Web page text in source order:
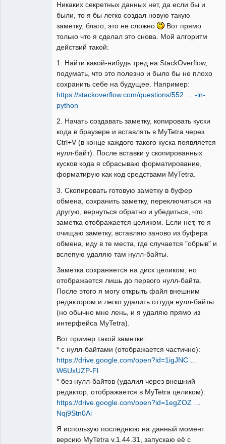
Никаких секретных данных нет, да если бы и
были, то я бы легко создал новую такую
заметку, благо, это не сложно
Вот прямо
только что я сделал это снова. Мой алгоритм
действий такой:
1. Найти какой-нибудь тред на StackOverflow,
подумать, что это полезно и было бы не плохо
сохранить себе на будущее. Например:
https://stackoverflow.com/questions/552 … -in-
python
2. Начать создавать заметку, копировать куски
кода в браузере и вставлять в MyTetra через
Ctrl+V (в конце каждого такого куска появляется
нулл-байт). После вставки у скопированных
кусков кода я сбрасываю форматирование,
форматирую как код средствами MyTetra.
3. Скопировать готовую заметку в буфер
обмена, сохранить заметку, переключиться на
другую, вернуться обратно и убедиться, что
заметка отображается целиком. Если нет, то я
очищаю заметку, вставляю заново из буфера
обмена, иду в те места, где случается "обрыв" и
вслепую удаляю там нулл-байты.
Заметка сохраняется на диск целиком, но
отображается лишь до первого нулл-байта.
После этого я могу открыть файл внешним
редактором и легко удалить оттуда нулл-байты
(но обычно мне лень, и я удаляю прямо из
интерфейса MyTetra).
Вот пример такой заметки:
* с нулл-байтами (отображается частично):
https://drive.google.com/open?id=1igJNC …
W6UxUZP-Fl
* без нулл-байтов (удалил через внешний
редактор, отображается в MyTetra целиком):
https://drive.google.com/open?id=1egZOZ …
Nqj9Stn0Ai
Я использую последнюю на данный момент
версию MyTetra v.1.44.31, запускаю её с